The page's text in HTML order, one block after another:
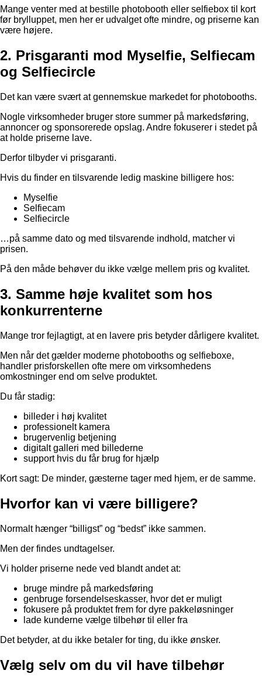
Mange venter med at bestille photobooth eller selfiebox til kort
før brylluppet, men her er udvalget ofte mindre, og priserne kan
være højere.
2. Prisgaranti mod Myselfie, Selfiecam
og Selfiecircle
Det kan være svært at gennemskue markedet for photobooths.
Nogle virksomheder bruger store summer på markedsføring,
annoncer og sponsorerede opslag. Andre fokuserer i stedet på
at holde priserne lave.
Derfor tilbyder vi prisgaranti.
Hvis du finder en tilsvarende ledig maskine billigere hos:
Myselfie
Selfiecam
Selfiecircle
…på samme dato og med tilsvarende indhold, matcher vi
prisen.
På den måde behøver du ikke vælge mellem pris og kvalitet.
3. Samme høje kvalitet som hos
konkurrenterne
Mange tror fejlagtigt, at en lavere pris betyder dårligere kvalitet.
Men når det gælder moderne photobooths og selfieboxe,
handler prisforskellen ofte mere om virksomhedens
omkostninger end om selve produktet.
Du får stadig:
billeder i høj kvalitet
professionelt kamera
brugervenlig betjening
digitalt galleri med billederne
support hvis du får brug for hjælp
Kort sagt: De minder, gæsterne tager med hjem, er de samme.
Hvorfor kan vi være billigere?
Normalt hænger “billigst” og “bedst” ikke sammen.
Men der findes undtagelser.
Vi holder priserne nede ved blandt andet at:
bruge mindre på markedsføring
genbruge forsendelseskasser, hvor det er muligt
fokusere på produktet frem for dyre pakkeløsninger
lade kunderne vælge tilbehør til eller fra
Det betyder, at du ikke betaler for ting, du ikke ønsker.
Vælg selv om du vil have tilbehør